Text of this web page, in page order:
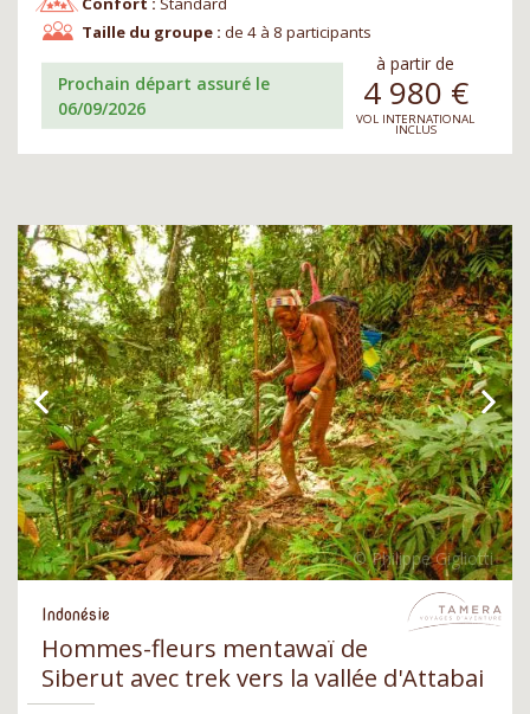
Taille du groupe : de 4 à 8 participants
Prochain départ assuré le
06/09/2026
à partir de
4 980 €
VOL INTERNATIONAL
INCLUS
Indonésie
Hommes-fleurs mentawaï de
Siberut avec trek vers la vallée d'Attabai